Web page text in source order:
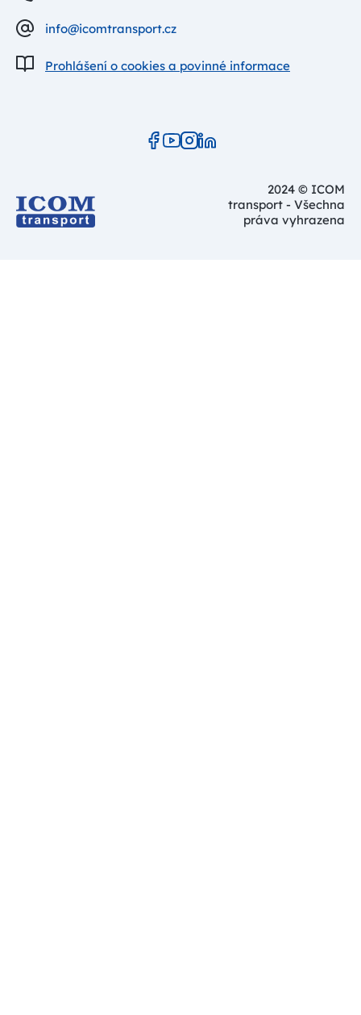
info@icomtransport.cz
Prohlášení o cookies a povinné informace
2024 © ICOM
transport - Všechna
práva vyhrazena